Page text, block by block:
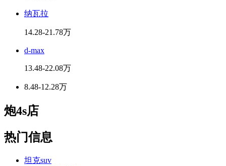
纳瓦拉
14.28-21.78万
d-max
13.48-22.08万
8.48-12.28万
炮4s店
热门信息
坦克suv